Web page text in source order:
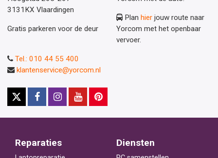
3131KX Vlaardingen
Gratis parkeren voor de deur
Plan hier jouw route naar
Yorcom met het openbaar
vervoer.
Tel.: 010 44 55 400
klantenservice@yorcom.nl
Reparaties Diensten